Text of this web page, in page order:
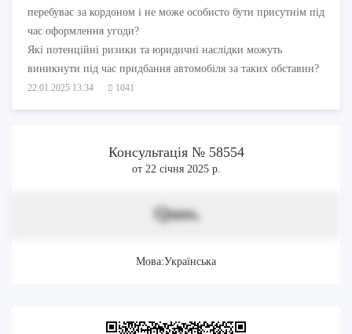
перебуває за кордоном і не може особисто бути присутнім під
час оформлення угоди?
Які потенційні ризики та юридичні наслідки можуть
виникнути під час придбання автомобіля за таких обставин?
22.01.2025 13:34 1041
Консультація № 58554
от 22 січня 2025 р.
Quos.
Мова:Українська